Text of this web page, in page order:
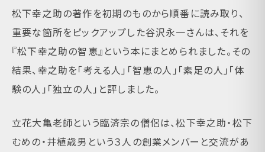
松下幸之助の著作を初期のものから順番に読み取り、
重要な箇所をピックアップした谷沢永一さんは、それを
『松下幸之助の智恵』という本にまとめられました。その
結果、幸之助を「考える人」「智恵の人」「素足の人」「体
験の人」「独立の人」と評しました。
立花大亀老師という臨済宗の僧侶は、松下幸之助・松下
むめの・井植歳男という３人の創業メンバーと交流があ